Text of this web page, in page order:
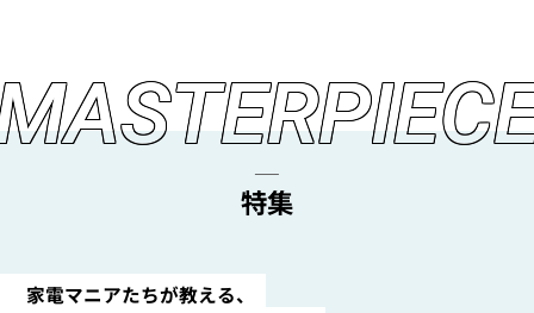
ASTERPIEC
特集
家電マニアたちが教える、